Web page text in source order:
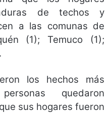
de techos y
a las comunas de
(1); Temuco (1);
los hechos más
quedaron
sus hogares fueron